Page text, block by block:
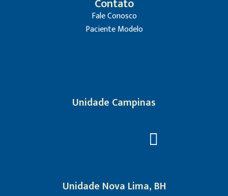
Contato
Fale Conosco
Paciente Modelo
Unidade Campinas
Unidade Nova Lima, BH